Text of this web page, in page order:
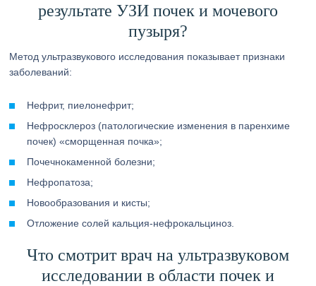
результате УЗИ почек и мочевого
пузыря?
Метод ультразвукового исследования показывает признаки
заболеваний:
Нефрит, пиелонефрит;
Нефросклероз (патологические изменения в паренхиме
почек) «сморщенная почка»;
Почечнокаменной болезни;
Нефропатоза;
Новообразования и кисты;
Отложение солей кальция-нефрокальциноз.
Что смотрит врач на ультразвуковом
исследовании в области почек и